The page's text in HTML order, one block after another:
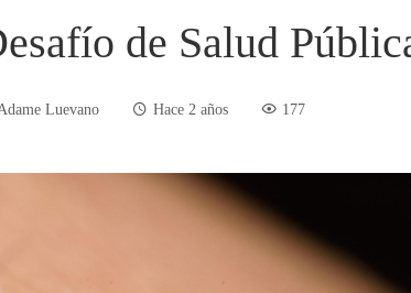
de Salud
Luevano Hace 2 años 177